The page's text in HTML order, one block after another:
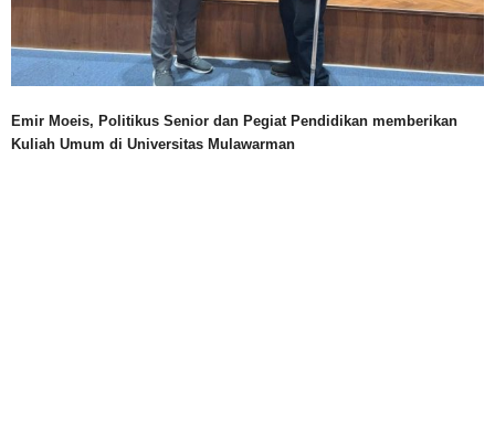
Emir Moeis, Politikus Senior dan Pegiat Pendidikan memberikan
Kuliah Umum di Universitas Mulawarman